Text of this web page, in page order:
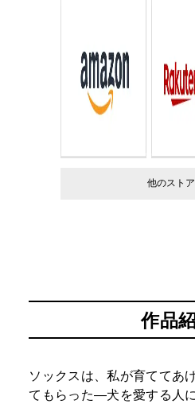
判型：
他のストア
作品
ソックスは、私が育ててあ
てもらった―犬を愛する人に